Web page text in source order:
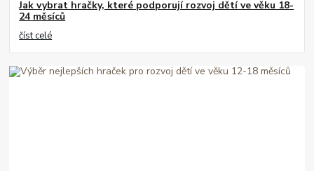
Jak vybrat hračky, které podporují rozvoj dětí ve věku 18-
24 měsíců
číst celé